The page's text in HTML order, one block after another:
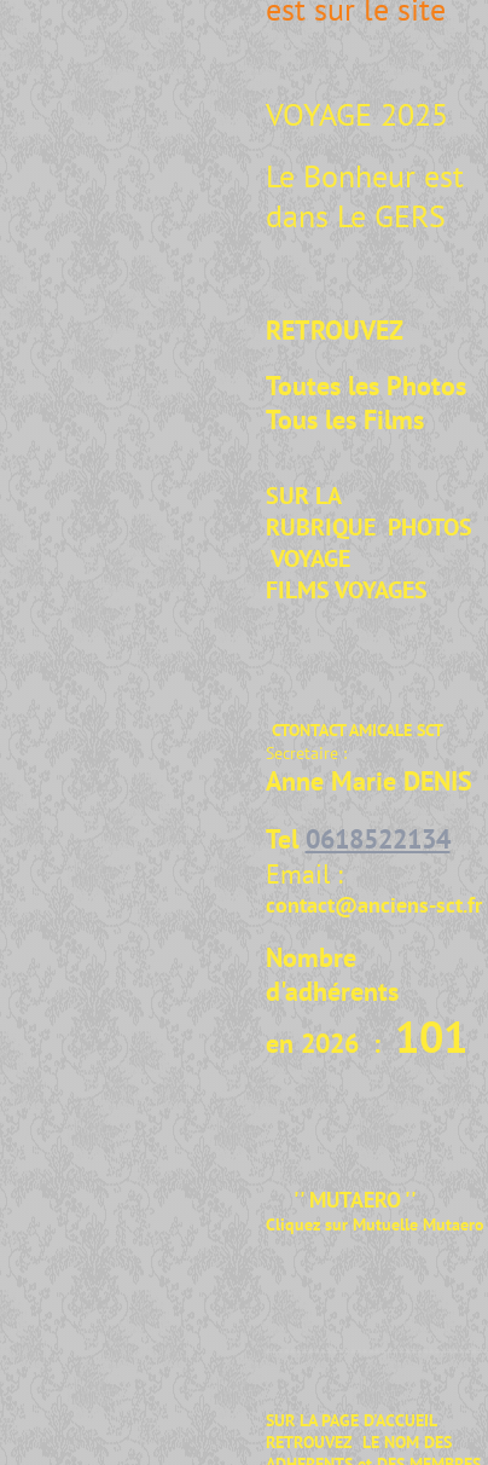
est sur le site
VOYAGE 2025
Le Bonheur est
dans Le GERS
RETROUVEZ
Toutes les Photos
Tous les Films
SUR LA
RUBRIQUE PHOTOS
VOYAGE
FILMS VOYAGES
CTONTACT AMICALE SCT
Secretaire :
Anne Marie DENIS
Tel 0618522134
Email :
contact@anciens-sct.fr
Nombre
d'adhérents
en 2026 : 101
'' MUTAERO ''
Cliquez sur Mutuelle Mutaero
SUR LA PAGE D'ACCUEIL
RETROUVEZ LE NOM DES